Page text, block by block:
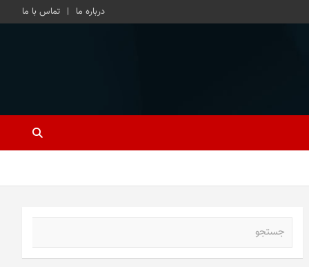
درباره ما تماس با ما